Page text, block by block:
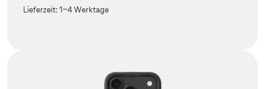
Lieferzeit:1-4 Werktage